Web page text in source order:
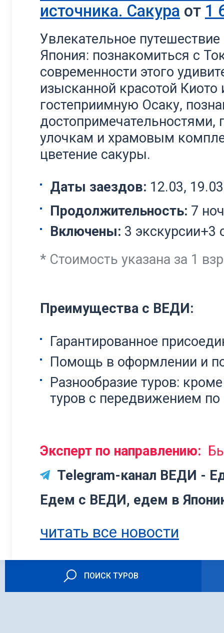
источника. Сакура от 1
Увлекательное
Япония: познакомиться с
современности этого
изысканной красотой
гостеприимную Осаку,
достопримечательностями,
улочкам и храмовым
цветение сакуры.
Даты заездов: 12.03,
Продолжительность: 7
Включены: 3 экскурсии+3
* Стоимость указана за 1
Преимущества с ВЕДИ:
Гарантированное
Помощь в оформлении и
Разнообразие туров:
туров с передвижением по
Эксперт по направлению:
Telegram-канал ВЕДИ -
Едем с ВЕДИ, едем в
читать все новости
ПОИСК ТУРОВ